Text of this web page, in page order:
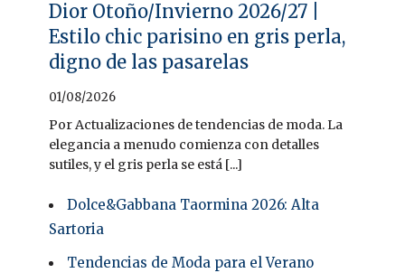
Dior Otoño/Invierno 2026/27 |
Estilo chic parisino en gris perla,
digno de las pasarelas
01/08/2026
Por Actualizaciones de tendencias de moda. La
elegancia a menudo comienza con detalles
sutiles, y el gris perla se está [...]
Dolce&Gabbana Taormina 2026: Alta
Sartoria
Tendencias de Moda para el Verano